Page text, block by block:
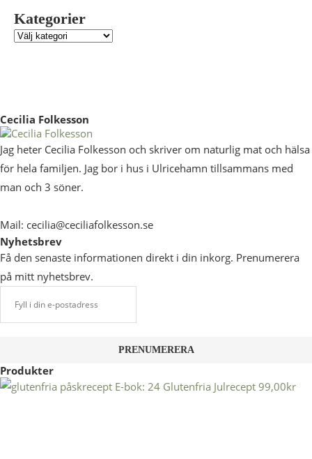
Kategorier
Cecilia Folkesson
Jag heter Cecilia Folkesson och skriver om naturlig mat och hälsa
för hela familjen. Jag bor i hus i Ulricehamn tillsammans med
man och 3 söner.
Mail: cecilia@ceciliafolkesson.se
Nyhetsbrev
Få den senaste informationen direkt i din inkorg. Prenumerera
på mitt nyhetsbrev.
Produkter
E-bok: 24 Glutenfria Julrecept 99,00kr